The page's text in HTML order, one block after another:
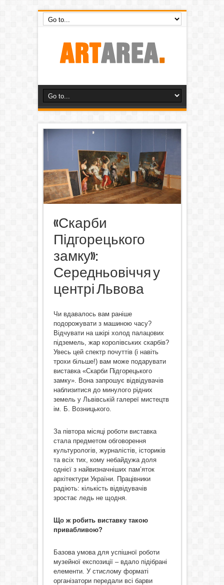
«Скарби
Підгорецького
замку»:
Середньовіччя у
центрі Львова
Чи вдавалось вам раніше
подорожувати з машиною часу?
Відчувати на шкірі холод палацових
підземель, жар королівських скарбів?
Увесь цей спектр почуттів (і навіть
трохи більше!) вам може подарувати
виставка «Скарби Підгорецького
замку». Вона запрошує відвідувачів
наблизитися до минулого рідних
земель у Львівській галереї мистецтв
ім. Б. Возницького.
За півтора місяці роботи виставка
стала предметом обговорення
культурологів, журналістів, істориків
та всіх тих, кому небайдужа доля
однієї з найвизначніших пам’яток
архітектури України. Працівники
радіють: кількість відвідувачів
зростає ледь не щодня.
Що ж робить виставку такою
привабливою?
Базова умова для успішної роботи
музейної експозиції – вдало підібрані
елементи. У стислому форматі
організатори передали всі барви